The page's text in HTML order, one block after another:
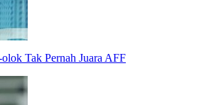
Tak Pernah Juara AFF